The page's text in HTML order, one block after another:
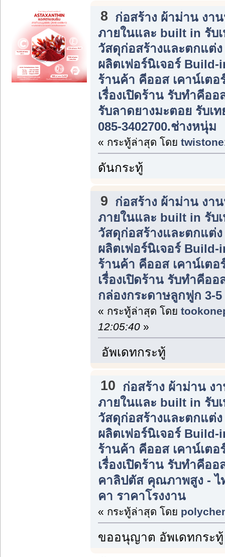
8 ก่อสร้าง ผ้าม่าน งา
ภายในและ built in รับ
วัสดุก่อสร้างและตกแต่
ผลิตเฟอร์นิเจอร์
ร้านค้า คีออส เคาน์เตอ
เรื่องเปิดร้าน รับทำคีออ
รับลาดยางมะตอย รับเท
085-3402700.ช่างหนุ่ม
« กระทู้ล่าสุด โดย
ดันกระทู้
9 ก่อสร้าง ผ้าม่าน งา
ภายในและ built in รับ
วัสดุก่อสร้างและตกแต่
ผลิตเฟอร์นิเจอร์
ร้านค้า คีออส เคาน์เตอ
เรื่องเปิดร้าน รับทำคีออ
กล่องกระดาษลูกฟูก 3-
« กระทู้ล่าสุด โดย
12:05:40»
อัพเดทกระทู้
10 ก่อสร้าง ผ้าม่าน ง
ภายในและ built in รับ
วัสดุก่อสร้างและตกแต่
ผลิตเฟอร์นิเจอร์
ร้านค้า คีออส เคาน์เตอ
เรื่องเปิดร้าน รับทำคีออ
คาลิปตัส คุณภาพสูง - ไ
คา ราคาโรงงาน
« กระทู้ล่าสุด โดย
ขออนุญาต อัพเดทกระทู้